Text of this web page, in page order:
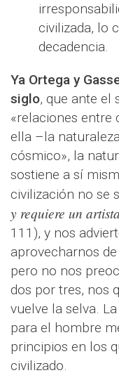
civilizada, lo
decadencia.
Ya Ortega y
siglo, que ante el
«relaciones entre
ella –la
cósmico», la
sostiene a sí
civilización no se
y requiere un
111), y nos
aprovecharnos
pero no nos
dos por tres, nos
vuelve la selva.
para el hombre
principios en los
civilizado.